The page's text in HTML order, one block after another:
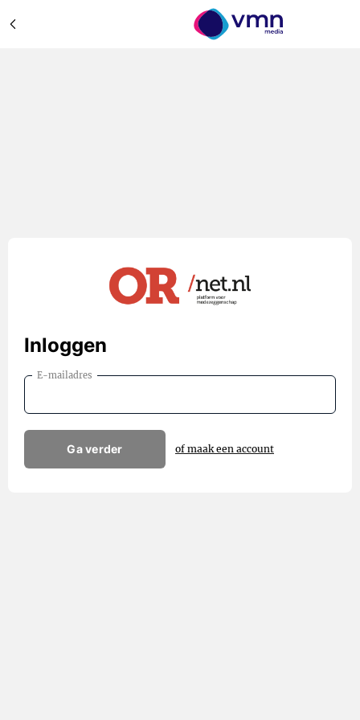
Inloggen
E-mailadres
Ga verder of maak een account